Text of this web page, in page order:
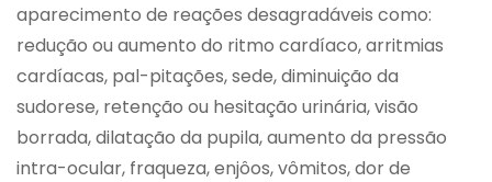
aparecimento de reações desagradáveis como:
redução ou aumento do ritmo cardíaco, arritmias
cardíacas, pal-pitações, sede, diminuição da
sudorese, retenção ou hesitação urinária, visão
borrada, dilatação da pupila, aumento da pressão
intra-ocular, fraqueza, enjôos, vômitos, dor de